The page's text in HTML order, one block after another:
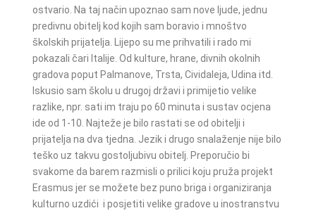
ostvario. Na taj način upoznao sam nove ljude, jednu
predivnu obitelj kod kojih sam boravio i mnoštvo
školskih prijatelja. Lijepo su me prihvatili i rado mi
pokazali čari Italije. Od kulture, hrane, divnih okolnih
gradova poput Palmanove, Trsta, Cividaleja, Udina itd.
Iskusio sam školu u drugoj državi i primijetio velike
razlike, npr. sati im traju po 60 minuta i sustav ocjena
ide od 1-10. Najteže je bilo rastati se od obitelji i
prijatelja na dva tjedna. Jezik i drugo snalaženje nije bilo
teško uz takvu gostoljubivu obitelj. Preporučio bi
svakome da barem razmisli o prilici koju pruža projekt
Erasmus jer se možete bez puno briga i organiziranja
kulturno uzdići i posjetiti velike gradove u inostranstvu